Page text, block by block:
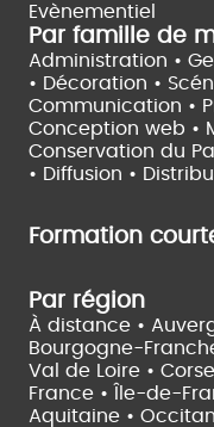
Evènementiel
Par famille de
Administration •
• Décoration •
Communication •
Conception web •
Conservation du
• Diffusion •
Formation
Par région
À distance •
Bourgogne-
Val de Loire •
France •
Île-de-
Aquitaine •